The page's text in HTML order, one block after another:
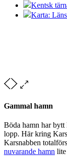
Kentsk
Karta:
Gammal hamn
Böda hamn har bytt
lopp. Här kring
Karsnabben
nuvarande hamn lite